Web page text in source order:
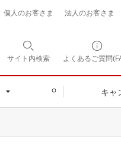
個人のお客さま 法人のお客さま
サイト内検索 よくあるご質問
キャ